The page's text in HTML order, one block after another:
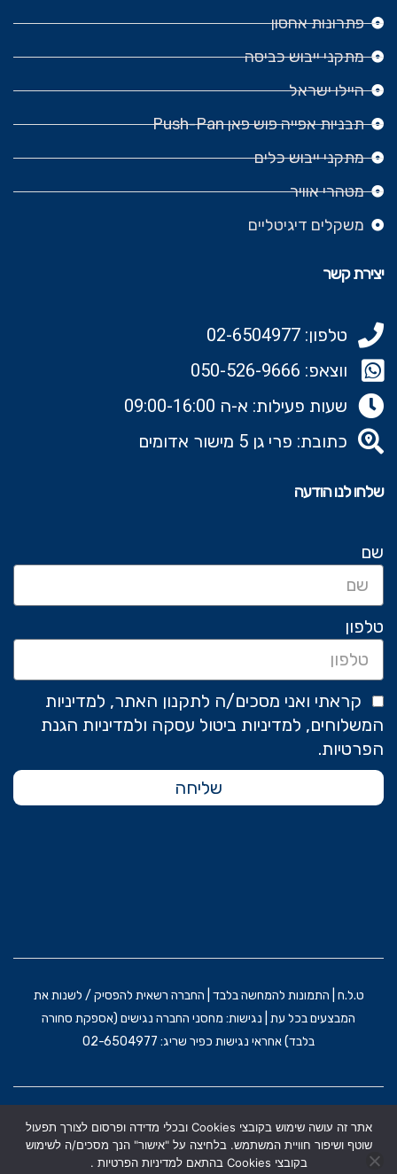
פתרונות אחסון
מתקני ייבוש כביסה
היילו ישראל
תבניות אפייה פוש פאן Push-Pan
מתקני ייבוש כלים
מטהרי אוויר
משקלים דיגיטליים
יצירת קשר
טלפון: 02-6504977
ווצאפ: 050-526-9666‬
שעות פעילות: א-ה 09:00-16:00
כתובת: פרי גן 5 מישור אדומים
שלחו לנו הודעה
שם
טלפון
קראתי ואני מסכים/ה לתקנון האתר, למדיניות
המשלוחים, למדיניות ביטול עסקה ולמדיניות הגנת
הפרטיות.
שליחה
ט.ל.ח | התמונות להמחשה בלבד | החברה רשאית להפסיק / לשנות את
המבצעים בכל עת | נגישות: מחסני החברה נגישים (אספקת סחורה
בלבד) אחראי נגישות כפיר שריג: 02-6504977
תקנון אתר
מדניות הפרטיות הצהרת נגישות
אתר זה עושה שימוש בקובצי Cookies ובכלי מדידה ופרסום לצורך תפעול
שוטף ושיפור חוויית המשתמש. בלחיצה על "אישור" הנך מסכים/ה לשימוש
בקובצי Cookies בהתאם למדיניות הפרטיות .